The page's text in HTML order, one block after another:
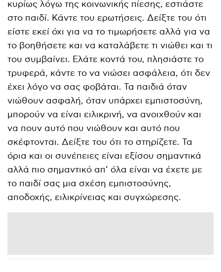
κυρίως λόγω της κοινωνικής πίεσης, εστιάστε
στο παιδί. Κάντε του ερωτήσεις. Δείξτε του ότι
είστε εκεί όχι για να το τιμωρήσετε αλλά για να
το βοηθήσετε και να καταλάβετε τι νιώθει και τι
του συμβαίνει. Ελάτε κοντά του, πλησιάστε το
τρυφερά, κάντε το να νιώσει ασφάλεια, ότι δεν
έχει λόγο να σας φοβάται. Τα παιδιά όταν
νιώθουν ασφαλή, όταν υπάρχει εμπιστοσύνη,
μπορούν να είναι ειλικρινή, να ανοιχθούν και
να πουν αυτό που νιώθουν και αυτό που
σκέφτονται. Δείξτε του ότι το στηρίζετε. Τα
όρια και οι συνέπειες είναι εξίσου σημαντικά
αλλά πιο σημαντικό απ’ όλα είναι να έχετε με
το παιδί σας μια σχέση εμπιστοσύνης,
αποδοχής, ειλικρίνειας και συγχώρεσης.